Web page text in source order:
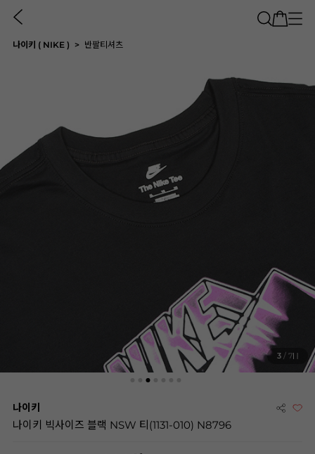
나이키 ( NIKE ) 반팔티셔츠
3 / 7
나이키
나이키 빅사이즈 블랙 NSW 티(1131-010) N8796